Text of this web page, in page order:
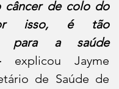
câncer de colo do
isso, é tão
para a saúde
explicou Jayme
de Saúde de